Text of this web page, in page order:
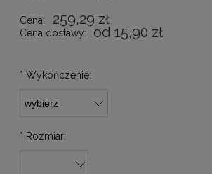
Cena: 259,29 zł
Cena dostawy: od 15,90 zł
* Wykończenie:
* Rozmiar: